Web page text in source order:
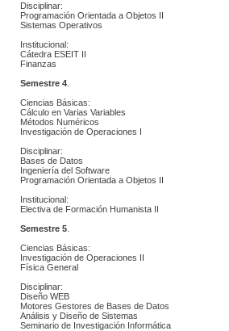
Disciplinar:
Programación Orientada a Objetos II
Sistemas Operativos
Institucional:
Cátedra ESEIT II
Finanzas
Semestre 4
Ciencias Básicas:
Cálculo en Varias Variables
Métodos Numéricos
Investigación de Operaciones I
Disciplinar:
Bases de Datos
Ingeniería del Software
Programación Orientada a Objetos II
Institucional:
Electiva de Formación Humanista II
Semestre 5
Ciencias Básicas:
Investigación de Operaciones II
Física General
Disciplinar:
Diseño WEB
Motores Gestores de Bases de Datos
Análisis y Diseño de Sistemas
Seminario de Investigación Informática